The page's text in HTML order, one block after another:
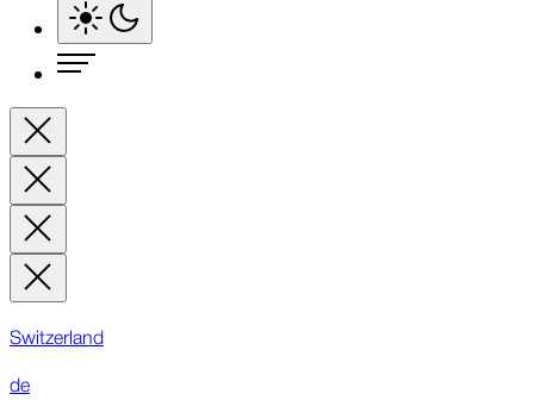
Switzerland
de